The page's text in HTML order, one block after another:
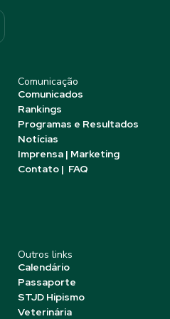
Comunicação
Comunicados
Rankings
Programas e Resultados
Notícias
Imprensa | Marketing
Contato | FAQ
Outros links
Calendário
Passaporte
STJD Hipismo
Veterinária